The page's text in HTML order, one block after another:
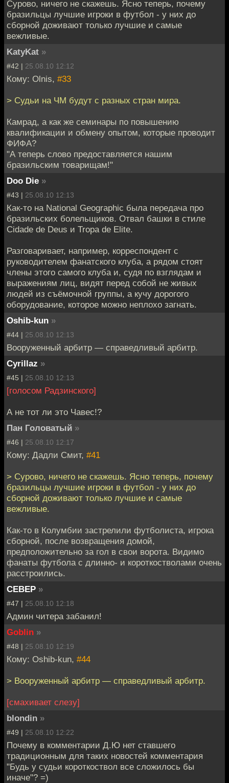
Сурово, ничего не скажешь. Ясно теперь, почему
бразильцы лучшие игроки в футбол - у них до
сборной доживают только лучшие и самые
вежливые.
KatyKat »
#42 | 25.08.10 12:12
Кому: Olnis, #33
> Судьи на ЧМ будут с разных стран мира.
Камрад, а как же семинары по повышению
квалификации и обмену опытом, которые проводит
ФИФА?
"А теперь слово предоставляется нашим
бразильским товарищам!"
Doo Die »
#43 | 25.08.10 12:13
Как-то на National Geographic была передача про
бразильских болельщиков. Отвал башки в стиле
Cidade de Deus и Tropa de Elite.
Разговаривает, например, корреспондент с
руководителем фанатского клуба, а рядом стоят
члены этого самого клуба и, судя по взглядам и
выражениям лиц, видят перед собой не живых
людей из съёмочной группы, а кучу дорогого
оборудование, которое можно неплохо загнать.
Oshib-kun »
#44 | 25.08.10 12:13
Вооруженный арбитр — справедливый арбитр.
Cyrillaz »
#45 | 25.08.10 12:13
[голосом Радзинского]
А не тот ли это Чавес!?
Пан Головатый »
#46 | 25.08.10 12:17
Кому: Дадли Смит, #41
> Сурово, ничего не скажешь. Ясно теперь, почему
бразильцы лучшие игроки в футбол - у них до
сборной доживают только лучшие и самые
вежливые.
Как-то в Колумбии застрелили футболиста, игрока
сборной, после возвращения домой,
предположительно за гол в свои ворота. Видимо
фанаты футбола с длинно- и короткостволами очень
расстроились.
CEBEP »
#47 | 25.08.10 12:18
Админ читера забанил!
Goblin »
#48 | 25.08.10 12:19
Кому: Oshib-kun, #44
> Вооруженный арбитр — справедливый арбитр.
[смахивает слезу]
blondin »
#49 | 25.08.10 12:22
Почему в комментарии Д.Ю нет ставшего
традиционным для таких новостей комментария
"Будь у судьи короткоствол все сложилось бы
иначе"? =)